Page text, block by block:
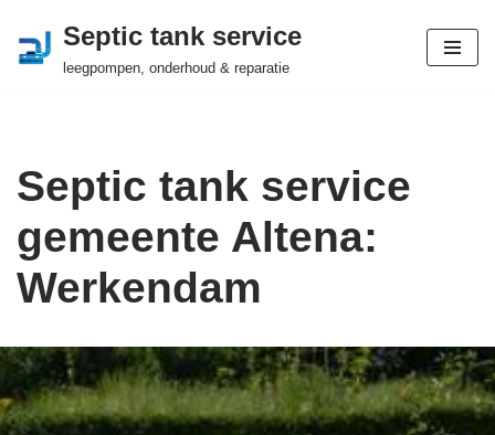
Ga
Septic tank service
leegpompen, onderhoud & reparatie
Septic tank service
gemeente Altena:
Werkendam